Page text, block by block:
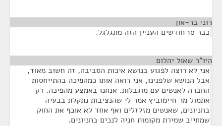
רוני בר-און
כבר 10 חודשים העניין הזה מתגלגל.
היו"ר שאול יהלום
אני לא רוצה לפגוע בנושא איכות הסביבה, זה חשוב מאוד,
אבל הנושא שלפנינו, אני רואה אותו כמהפיכה בהתייחסות
החברה לאנשים עם מוגבלות. אנחנו באמצע מהפיכה. רק
אתמול מר חיימוביץ אמר לי שהנציבות נתקלת בבעיה
בחניונים, שאנשים מזלזלים ואף אחד לא אוכף את החוק
שמחייב שמירת מקומות חניה לנכים בחניונים.